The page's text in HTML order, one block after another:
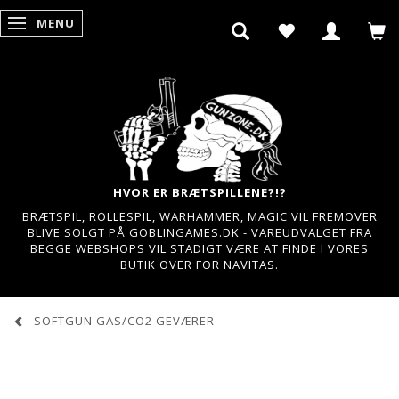
SKIFTE NAVIGATION
MENU
HVOR ER BRÆTSPILLENE?!?
BRÆTSPIL, ROLLESPIL, WARHAMMER, MAGIC VIL FREMOVER
BLIVE SOLGT PÅ GOBLINGAMES.DK - VAREUDVALGET FRA
BEGGE WEBSHOPS VIL STADIGT VÆRE AT FINDE I VORES
BUTIK OVER FOR NAVITAS.
SOFTGUN GAS/CO2 GEVÆRER